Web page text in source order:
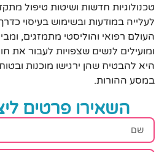
טכנולוגיות חדשות ושיטות טיפול
לעלייה במודעות ובשימוש בעיסוי
העולם רפואי והוליסטי מתמזגים,
ומועילים לנשים שצפויות לעבור את
היא להבטיח שהן ירגישו מוכנות
במסע ההורות.
השאירו פרטים